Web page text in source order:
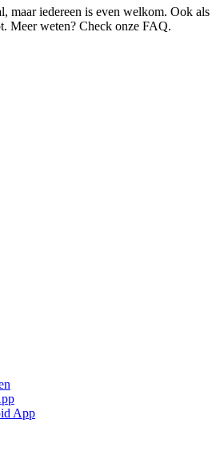
maar iedereen is even welkom. Ook als
Meer weten? Check onze FAQ.
App